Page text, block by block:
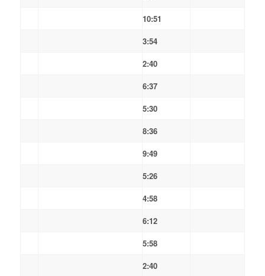
10:51
3:54
2:40
6:37
5:30
8:36
9:49
5:26
4:58
6:12
5:58
2:40